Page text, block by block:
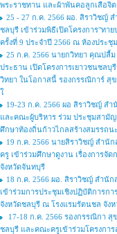
พระราชทาน และผ้าพันคอลูกเสือจิ
25 - 27 ก.ค. 2566 ผอ. สิราวิชญ์
ชลบุรี เข้าร่วมพิธีเปิดโครงการ"ทา
ครั้งที่ 9 ประจำปี 2566 ณ ห้องประ
25 ก.ค. 2566 นายกวิทยา คุณปลื้
ประธาน เปิดโครงการเยาวชนชลบุ
วิทยา ในโอกาสนี้ รองกรรณิการ์ สุ
ใ
19-23 ก.ค. 2566 ผอ สิราวิชญ์ ส
และคณะผู้บริหาร ร่วม ประชุมสามัญ
ศึกษาท้องถิ่นก้าวไกลสร้างสมรรถ
19 ก.ค. 2566 นายสิราวิชญ์ สำนั
ครู เข้าร่วมศึกษาดูงาน เรื่องการจั
จังหวัดจันทบุรี
18 ก.ค. 2566 ผอ. สิราวิชญ์ สำนั
เข้าร่วมการประชุมเชิงปฏิบัติการก
จังหวัดชลบุรี ณ โรงแรมรัตนชล จัง
17-18 ก.ค. 2566 รองกรรณิกา สุ
ชลบุรี และคณะครูเข้าร่วมโครงกา